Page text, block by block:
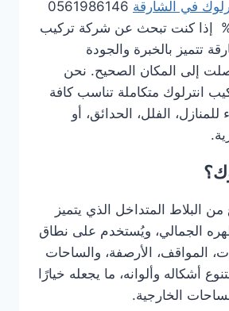
في الشارقة
30% إذا كنت تبحث عن شركة تركيب
تتميز بالخبرة والجودة
إلى المكان الصحيح. نحن
انترلوك متكاملة تناسب كافة
للمنازل، الفلل، الحدائق، أو
من البلاط المتداخل الذي يتميز
الجمالي، ويُستخدم على نطاق
المواقف، الأرصفة، والساحات
أشكاله وألوانه، ما يجعله خيارًا
الخارجية.